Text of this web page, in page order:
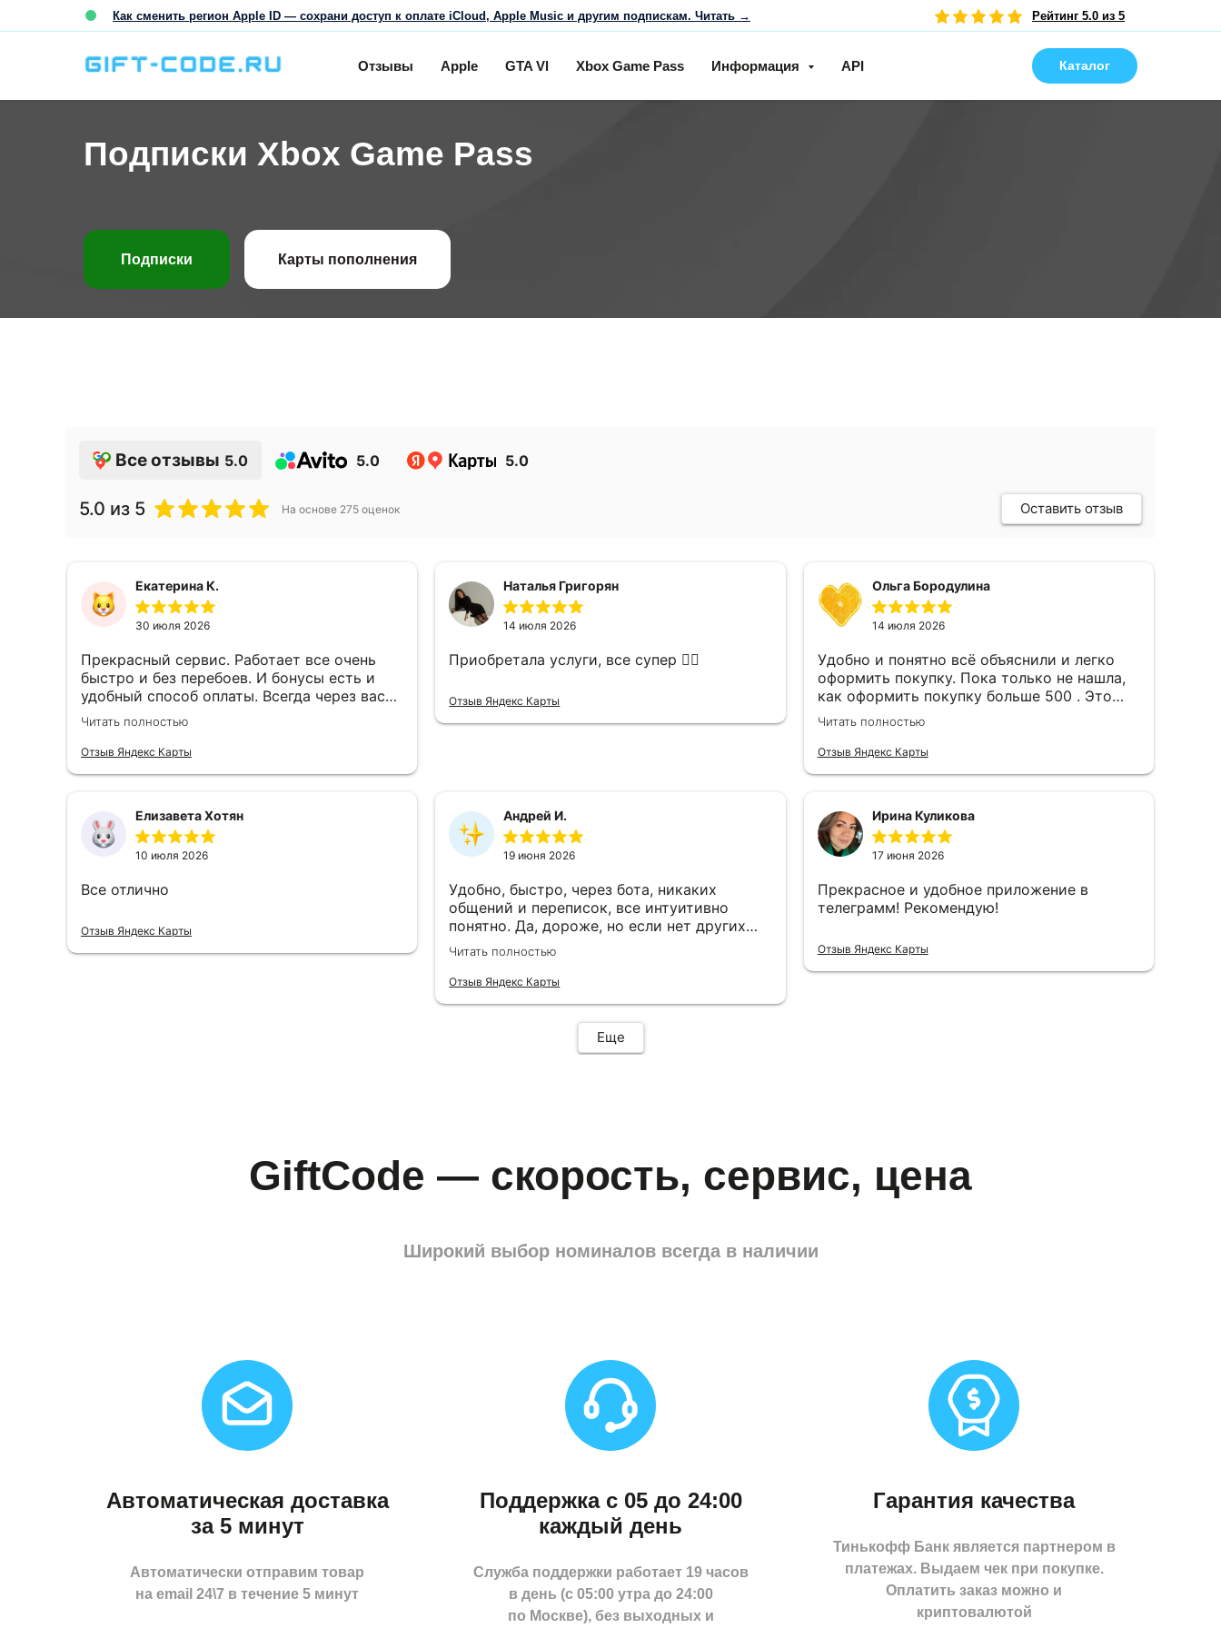
Как сменить регион Apple ID — сохрани доступ к оплате iCloud, Apple Music и другим подпискам. Читать → Рейтинг 5.0 из 5
Удобная покупка в Telegram
Отзывы Apple GTA Vl Xbox Game Pass Информация API Каталог
Подписки Xbox Game Pass
Подписки Карты пополнения
Все отзывы 5.0 5.0 5.0
5.0 из 5 На основе 275 оценок Оставить отзыв
Екатерина К.
30 июля 2026
Прекрасный сервис. Работает все очень
быстро и без перебоев. И бонусы есть и
удобный способ оплаты. Всегда через вас
пополняю Apple кошелек. Спасибо, что вы
Читать полностью
Отзыв Яндекс Карты
Наталья Григорян
14 июля 2026
Приобретала услуги, все супер 👌🏻
Отзыв Яндекс Карты
Ольга Бородулина
14 июля 2026
Удобно и понятно всё объяснили и легко
оформить покупку. Пока только не нашла,
как оформить покупку больше 500 . Это
было бы удобнее, чем каждый месяц
заново оформлять покупку.
Читать полностью
Отзыв Яндекс Карты
Елизавета Хотян
10 июля 2026
Все отлично
Отзыв Яндекс Карты
Андрей И.
19 июня 2026
Удобно, быстро, через бота, никаких
общений и переписок, все интуитивно
понятно. Да, дороже, но если нет других
вариантов…код приходит почти сразу
после оплаты в бот, активация прошла
успешно, спасибо 👍
Читать полностью
Отзыв Яндекс Карты
Ирина Куликова
17 июня 2026
Прекрасное и удобное приложение в
телеграмм! Рекомендую!
Отзыв Яндекс Карты
Еще
GiftCode — скорость, сервис, цена
Широкий выбор номиналов всегда в наличии
Автоматическая доставка
за 5 минут
Автоматически отправим товар
на email 24\7 в течение 5 минут
Поддержка с 05 до 24:00
каждый день
Служба поддержки работает 19 часов
в день (с 05:00 утра до 24:00
по Москве), без выходных и
Гарантия качества
Тинькофф Банк является партнером в
платежах. Выдаем чек при покупке.
Оплатить заказ можно и
криптовалютой